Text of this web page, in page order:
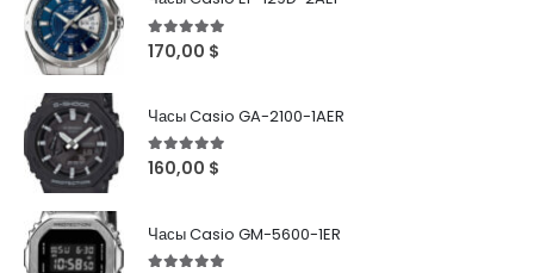
5out of 5
170,00 $
Часы Casio GA-2100-1AER
5out of 5
160,00 $
Часы Casio GM-5600-1ER